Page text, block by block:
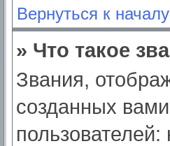
Вернуться к началу
» Что такое
Звания,
созданных